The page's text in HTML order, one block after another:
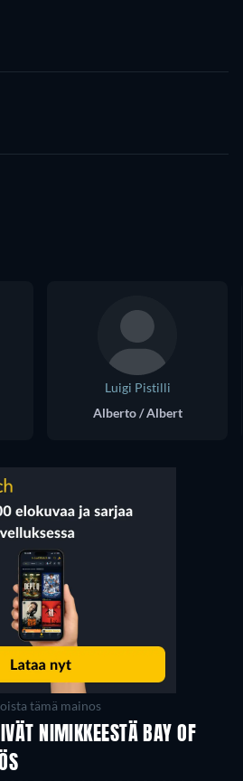
Luigi Pistilli
Alberto / Albert
tämä mainos
NIMIKKEESTÄ BAY OF